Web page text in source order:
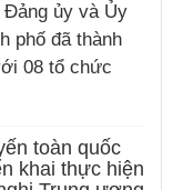
Đảng ủy và Ủy
phố đã thành
08 tổ chức
toàn quốc
khai thực hiện